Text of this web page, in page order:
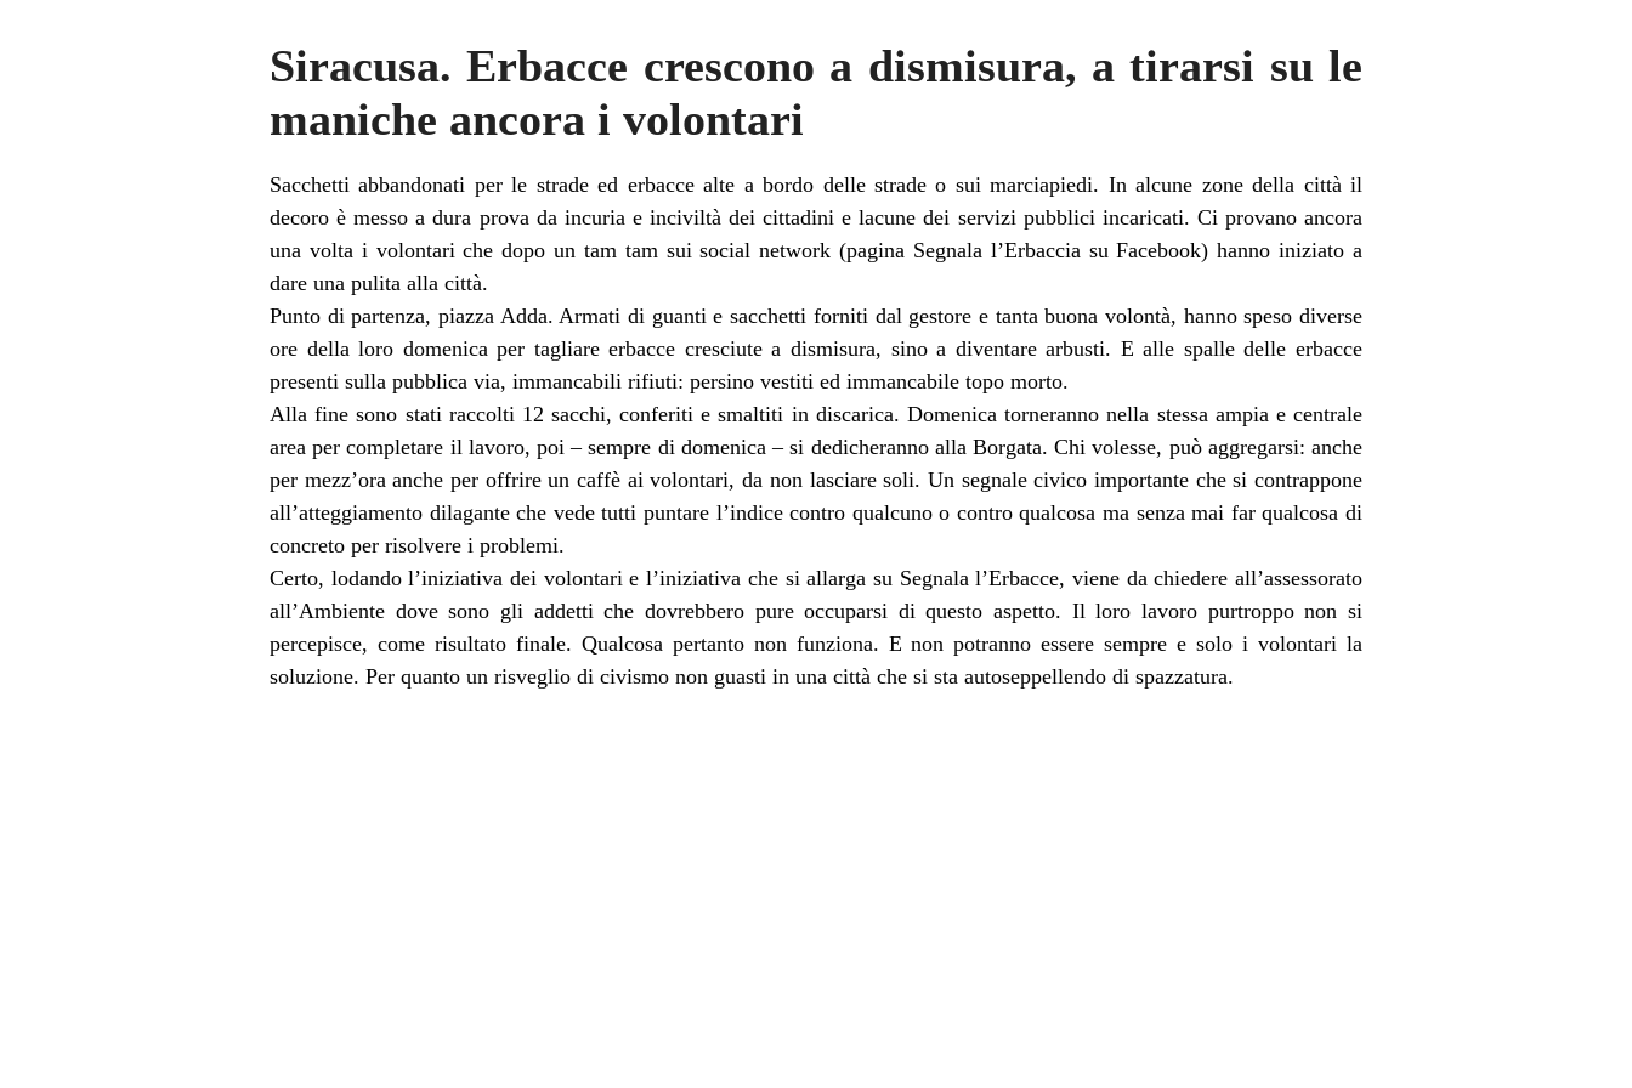
Siracusa. Erbacce crescono a dismisura, a tirarsi su le
maniche ancora i volontari
Sacchetti abbandonati per le strade ed erbacce alte a bordo delle strade o sui marciapiedi. In alcune zone della città il
decoro è messo a dura prova da incuria e inciviltà dei cittadini e lacune dei servizi pubblici incaricati. Ci provano ancora
una volta i volontari che dopo un tam tam sui social network (pagina Segnala l’Erbaccia su Facebook) hanno iniziato a
dare una pulita alla città.
Punto di partenza, piazza Adda. Armati di guanti e sacchetti forniti dal gestore e tanta buona volontà, hanno speso diverse
ore della loro domenica per tagliare erbacce cresciute a dismisura, sino a diventare arbusti. E alle spalle delle erbacce
presenti sulla pubblica via, immancabili rifiuti: persino vestiti ed immancabile topo morto.
Alla fine sono stati raccolti 12 sacchi, conferiti e smaltiti in discarica. Domenica torneranno nella stessa ampia e centrale
area per completare il lavoro, poi – sempre di domenica – si dedicheranno alla Borgata. Chi volesse, può aggregarsi: anche
per mezz’ora anche per offrire un caffè ai volontari, da non lasciare soli. Un segnale civico importante che si contrappone
all’atteggiamento dilagante che vede tutti puntare l’indice contro qualcuno o contro qualcosa ma senza mai far qualcosa di
concreto per risolvere i problemi.
Certo, lodando l’iniziativa dei volontari e l’iniziativa che si allarga su Segnala l’Erbacce, viene da chiedere all’assessorato
all’Ambiente dove sono gli addetti che dovrebbero pure occuparsi di questo aspetto. Il loro lavoro purtroppo non si
percepisce, come risultato finale. Qualcosa pertanto non funziona. E non potranno essere sempre e solo i volontari la
soluzione. Per quanto un risveglio di civismo non guasti in una città che si sta autoseppellendo di spazzatura.